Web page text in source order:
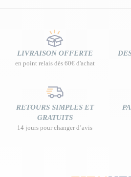
LIVRAISON OFFERTE
en point relais dès 60€ d'achat
RETOURS SIMPLES ET
GRATUITS
14 jours pour changer d’avis